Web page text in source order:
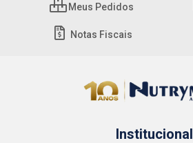
Meus Pedidos
Notas Fiscais
Institucional